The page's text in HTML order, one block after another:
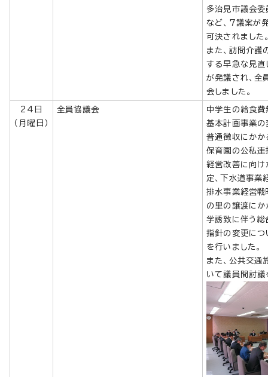
多治見市議会
など、7議案が
可決されました
また、訪問介護
する早急な見直
が発議され、全
会しました。
24日
（月曜日）
全員協議会
中学生の給食
基本計画事業の
普通徴収にかか
保育園の公私連
経営改善に向
定、下水道事業
排水事業経営戦
の里の譲渡にか
学誘致に伴う
指針の変更につ
を行いました。
また、公共交通
いて議員間討議